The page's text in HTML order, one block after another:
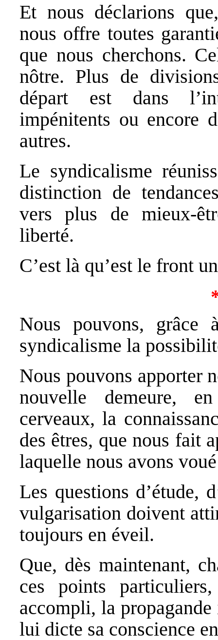
Et nous déclarions
nous offre toutes
que nous cherchons.
nôtre. Plus de
départ est dans
impénitents ou encore
autres.
Le syndicalisme
distinction de
vers plus de mieux-
liberté.
C’est là qu’est le front
Nous pouvons, grâce
syndicalisme la
Nous pouvons apporter
nouvelle demeure,
cerveaux, la
des êtres, que nous fait
laquelle nous avons
Les questions d’étude,
vulgarisation doivent
toujours en éveil.
Que, dès maintenant,
ces points
accompli, la
lui dicte sa conscience